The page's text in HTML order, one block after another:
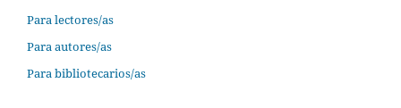
Para lectores/as
Para autores/as
Para bibliotecarios/as